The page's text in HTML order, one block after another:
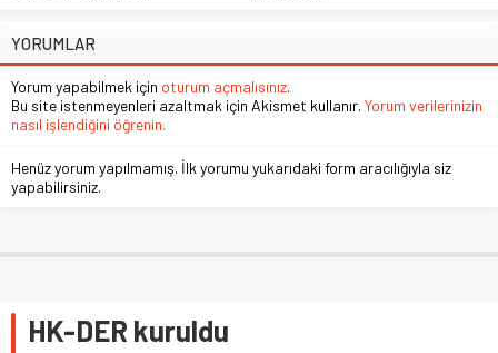
YORUMLAR
Yorum yapabilmek için oturum açmalısınız.
Bu site istenmeyenleri azaltmak için Akismet kullanır. Yorum verilerinizin
nasıl işlendiğini öğrenin.
Henüz yorum yapılmamış. İlk yorumu yukarıdaki form aracılığıyla siz
yapabilirsiniz.
HK-DER kuruldu